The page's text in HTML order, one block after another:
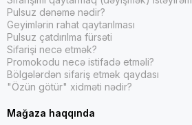
Pulsuz dənəmə nədir?
Geyimlərin rahat qaytarılması
Pulsuz çatdırılma fürsəti
Sifarişi necə etmək?
Promokodu necə istifadə etməli?
Bölgələrdən sifariş etmək qaydası
"Özün götür" xidməti nədir?
Mağaza haqqında